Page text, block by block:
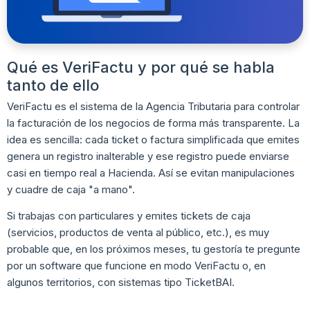
Qué es VeriFactu y por qué se habla
tanto de ello
VeriFactu es el sistema de la Agencia Tributaria para controlar
la facturación de los negocios de forma más transparente. La
idea es sencilla: cada ticket o factura simplificada que emites
genera un registro inalterable y ese registro puede enviarse
casi en tiempo real a Hacienda. Así se evitan manipulaciones
y cuadre de caja "a mano".
Si trabajas con particulares y emites tickets de caja
(servicios, productos de venta al público, etc.), es muy
probable que, en los próximos meses, tu gestoría te pregunte
por un software que funcione en modo VeriFactu o, en
algunos territorios, con sistemas tipo TicketBAI.